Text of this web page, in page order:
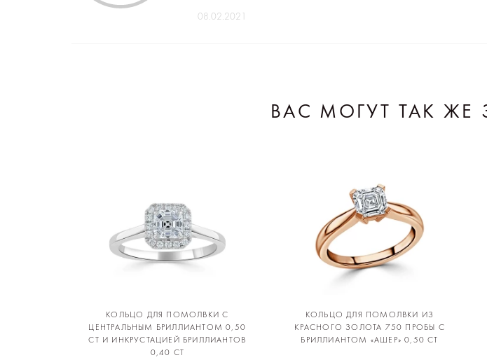
08.02.2021
ВАС МОГУТ ТАК ЖЕ
КОЛЬЦО ДЛЯ ПОМОЛВКИ С
ЦЕНТРАЛЬНЫМ БРИЛЛИАНТОМ 0,50
CT И ИНКРУСТАЦИЕЙ БРИЛЛИАНТОВ
0,40 CT
КОЛЬЦО ДЛЯ ПОМОЛВКИ ИЗ
КРАСНОГО ЗОЛОТА 750 ПРОБЫ С
БРИЛЛИАНТОМ «АШЕР» 0,50 CT